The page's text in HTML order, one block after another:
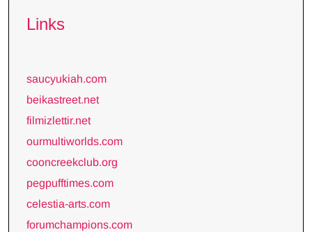
Links
saucyukiah.com
beikastreet.net
filmizlettir.net
ourmultiworlds.com
cooncreekclub.org
pegpufftimes.com
celestia-arts.com
forumchampions.com